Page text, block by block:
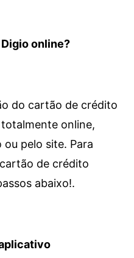
online?
do cartão de crédito
online,
ou pelo site. Para
de crédito
abaixo!.